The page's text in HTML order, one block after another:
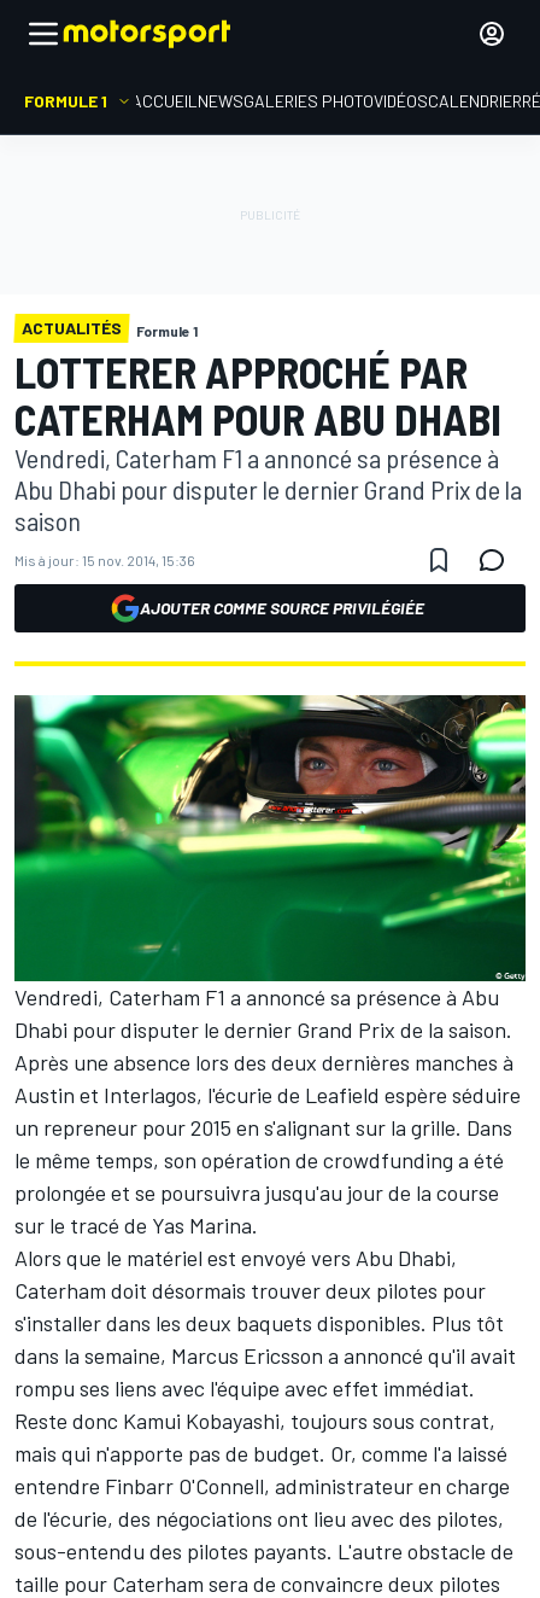
FORMULE 1 ACCUEIL NEWSGALERIES PHOTOVIDÉOSCALENDRIER
ACTUALITÉS Formule 1
LOTTERER APPROCHÉ PAR
CATERHAM POUR ABU DHABI
Vendredi, Caterham F1 a annoncé sa présence à
Abu Dhabi pour disputer le dernier Grand Prix de la
saison
Mis à jour: 15 nov. 2014, 15:36
AJOUTER COMME SOURCE PRIVILÉGIÉE
Vendredi, Caterham F1 a annoncé sa présence à Abu
Dhabi pour disputer le dernier Grand Prix de la saison.
Après une absence lors des deux dernières manches à
Austin et Interlagos, l'écurie de Leafield espère séduire
un repreneur pour 2015 en s'alignant sur la grille. Dans
le même temps, son opération de crowdfunding a été
prolongée et se poursuivra jusqu'au jour de la course
sur le tracé de Yas Marina.
Alors que le matériel est envoyé vers Abu Dhabi,
Caterham doit désormais trouver deux pilotes pour
s'installer dans les deux baquets disponibles. Plus tôt
dans la semaine, Marcus Ericsson a annoncé qu'il avait
rompu ses liens avec l'équipe avec effet immédiat.
Reste donc Kamui Kobayashi, toujours sous contrat,
mais qui n'apporte pas de budget. Or, comme l'a laissé
entendre Finbarr O'Connell, administrateur en charge
de l'écurie, des négociations ont lieu avec des pilotes,
sous-entendu des pilotes payants. L'autre obstacle de
taille pour Caterham sera de convaincre deux pilotes